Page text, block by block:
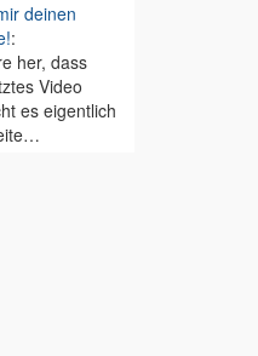
deinen
:
her, dass
Video
es eigentlich